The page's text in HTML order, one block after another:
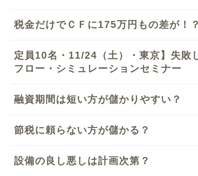
税金だけでＣＦに175万円もの差が！？
定員10名・11/24（土）・東京】失敗
フロー・シミュレーションセミナー
融資期間は短い方が儲かりやすい？
節税に頼らない方が儲かる？
設備の良し悪しは計画次第？